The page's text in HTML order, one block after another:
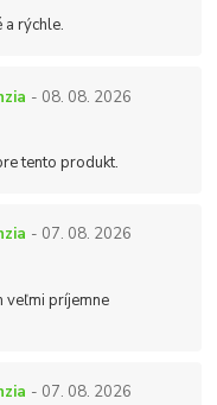
rýchle.
- 08. 08. 2026
tento produkt.
- 07. 08. 2026
veľmi príjemne
- 07. 08. 2026